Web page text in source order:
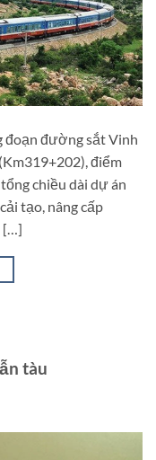
đoạn đường sắt Vinh
điểm
chiều dài dự án
tạo, nâng cấp
[…]
tàu